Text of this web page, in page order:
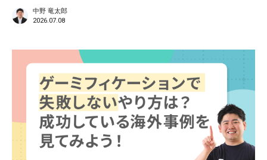
中野 竜太郎
2026.07.08